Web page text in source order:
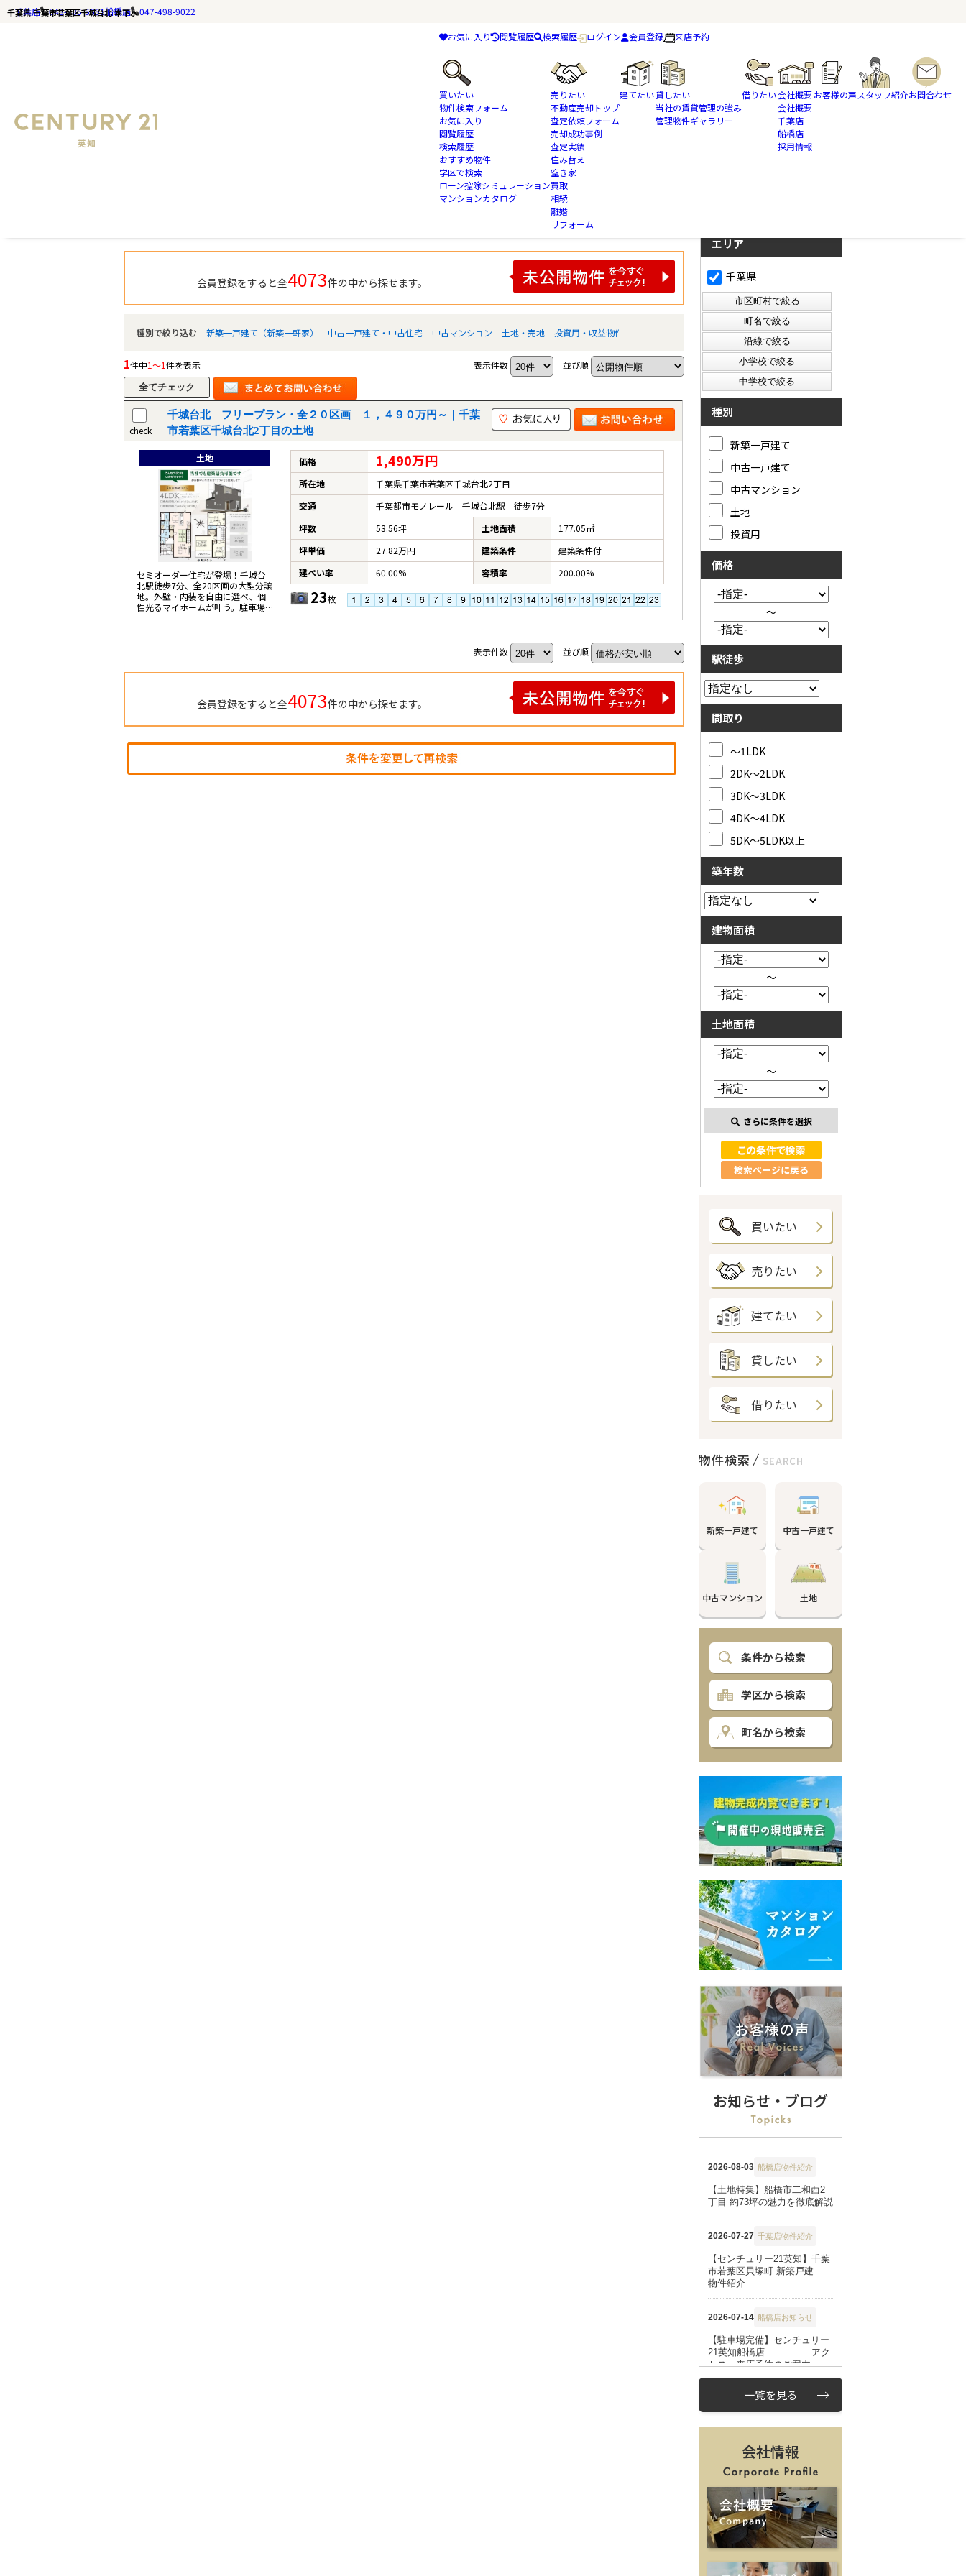
千葉県 千葉市若葉区千城台北 本下水
千葉店 043-285-5651船橋店 047-498-9022
お気に入り 閲覧履歴 検索履歴 ログイン 会員登録 来店予約
買いたい
物件検索フォーム
お気に入り
閲覧履歴
検索履歴
おすすめ物件
学区で検索
ローン控除シミュレーション
マンションカタログ
売りたい
不動産売却トップ
査定依頼フォーム
売却成功事例
査定実績
住み替え
空き家
買取
相続
離婚
リフォーム
建てたい貸したい
当社の賃貸管理の強み
管理物件ギャラリー
借りたい会社概要
会社概要
千葉店
船橋店
採用情報
お客様の声スタッフ紹介お問合わせ
千葉県 千葉市若葉区千城台北 本下水 の不動産情報一覧
会員登録をすると全4073件の中から探せます。
種別で絞り込む 新築一戸建て（新築一軒家） 中古一戸建て・中古住宅 中古マンション 土地・売地 投資用・収益物件
1件中1～1件を表示 表示件数 並び順
check
千城台北 フリープラン・全２０区画 １，４９０万円～｜千葉
市若葉区千城台北2丁目の土地
土地
セミオーダー住宅が登場！千城台
北駅徒歩7分、全20区画の大型分譲
地。外壁・内装を自由に選べ、個
性光るマイホームが叶う。駐車場2
台以上のゆとり設計。
価格 1,490万円
所在地
千葉県千葉市若葉区千城台北2丁目
交通
千葉都市モノレール 千城台北駅 徒歩7分
坪数
53.56坪 土地面積
177.05㎡
坪単価
27.82万円 建築条件
建築条件付
建ぺい率
60.00% 容積率 200.00%
23枚
表示件数 並び順
会員登録をすると全4073件の中から探せます。
エリア
千葉県
種別
新築一戸建て
中古一戸建て
中古マンション
土地
投資用
価格
～
駅徒歩
間取り
～1LDK
2DK～2LDK
3DK～3LDK
4DK～4LDK
5DK～5LDK以上
築年数
建物面積
～
土地面積
～
さらに条件を選択
検索ページに戻る
買いたい
売りたい
建てたい
貸したい
借りたい
物件検索 SEARCH
新築一戸建て 中古一戸建て
中古マンション 土地
条件から検索
学区から検索
町名から検索
お知らせ・ブログ
一覧を見る
会社情報